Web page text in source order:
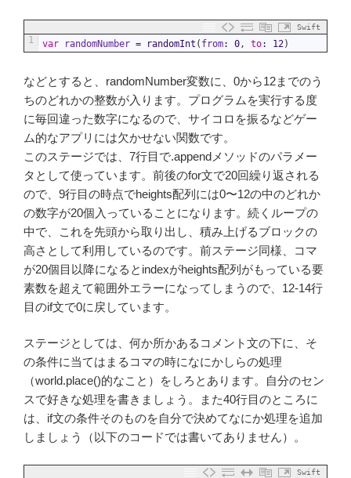
Swift
1 var randomNumber = randomInt ( from: 0 , to: 12)
などとすると、randomNumber変数に、0から12までのう
ちのどれかの整数が入ります。プログラムを実行する度
に毎回違った数字になるので、サイコロを振るなどゲー
ム的なアプリには欠かせない関数です。
このステージでは、7行目で.appendメソッドのパラメー
タとして使っています。前後のfor文で20回繰り返される
ので、9行目の時点でheights配列には0〜12の中のどれか
の数字が20個入っていることになります。続くループの
中で、これを先頭から取り出し、積み上げるブロックの
高さとして利用しているのです。前ステージ同様、コマ
が20個目以降になるとindexがheights配列がもっている要
素数を超えて範囲外エラーになってしまうので、12-14行
目のif文で0に戻しています。
ステージとしては、何か所かあるコメント文の下に、そ
の条件に当てはまるコマの時になにかしらの処理
（world.place()的なこと）をしろとあります。自分のセン
スで好きな処理を書きましょう。また40行目のところに
は、if文の条件そのものを自分で決めてなにか処理を追加
しましょう（以下のコードでは書いてありません）。
Swift